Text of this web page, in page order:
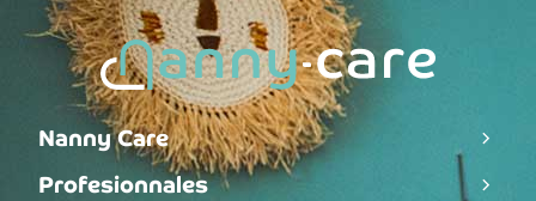
Nanny Care
Profesionnales